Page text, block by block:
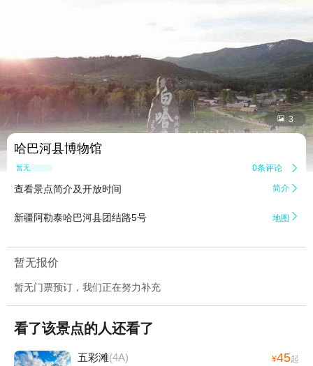
 3
哈巴河县博物馆
暂无点评 0条评论 
查看景点简介及开放时间 简介 
新疆阿勒泰哈巴河县团结路5号 地图 
暂无报价
暂无门票预订，我们正在努力补充
看了该景点的人还看了
五彩滩(4A) ¥45起